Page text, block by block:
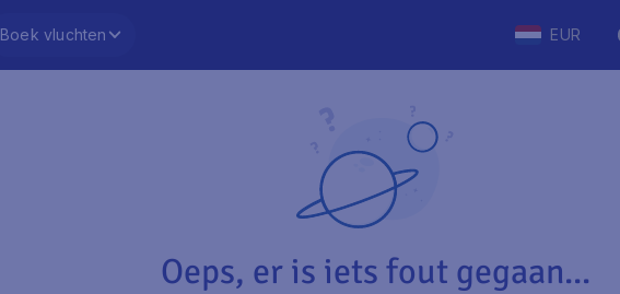
Boek vluchten EUR
Oeps, er is iets fout gegaan...